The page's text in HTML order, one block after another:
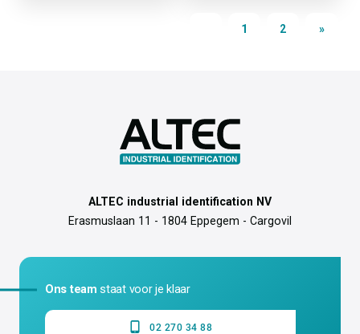
1 2 »
ALTEC industrial identification NV
Erasmuslaan 11 - 1804 Eppegem - Cargovil
Ons team staat voor je klaar
02 270 34 88